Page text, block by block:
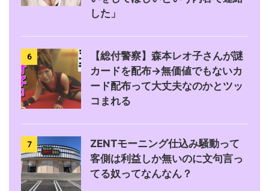
した」
6
【総付警察】森本レオ子さんが謎
カードを配布→無価値でもないカ
ード配布って大丈夫なのかとツッ
コまれる
7
ZENTモーニング仕込み騒動って
客側は利益しか無いのに文句言っ
てる奴ってなんなん？